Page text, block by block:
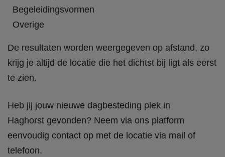
Begeleidingsvormen
Overige
De resultaten worden weergegeven op afstand, zo
krijg je altijd de locatie die het dichtst bij ligt als eerst
te zien.
Heb jij jouw nieuwe dagbesteding plek in
Haghorst gevonden? Neem via ons platform
eenvoudig contact op met de locatie via mail of
telefoon.